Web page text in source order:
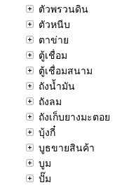
ตัวพรวนดิน
ตัวหนีบ
ตาข่าย
ตู้เชื่อม
ตู้เชื่อมสนาม
ถังน้ำมัน
ถังลม
ถังเก็บยางมะตอย
บุ้งกี๋
บูธขายสินค้า
บูม
ปั๊ม